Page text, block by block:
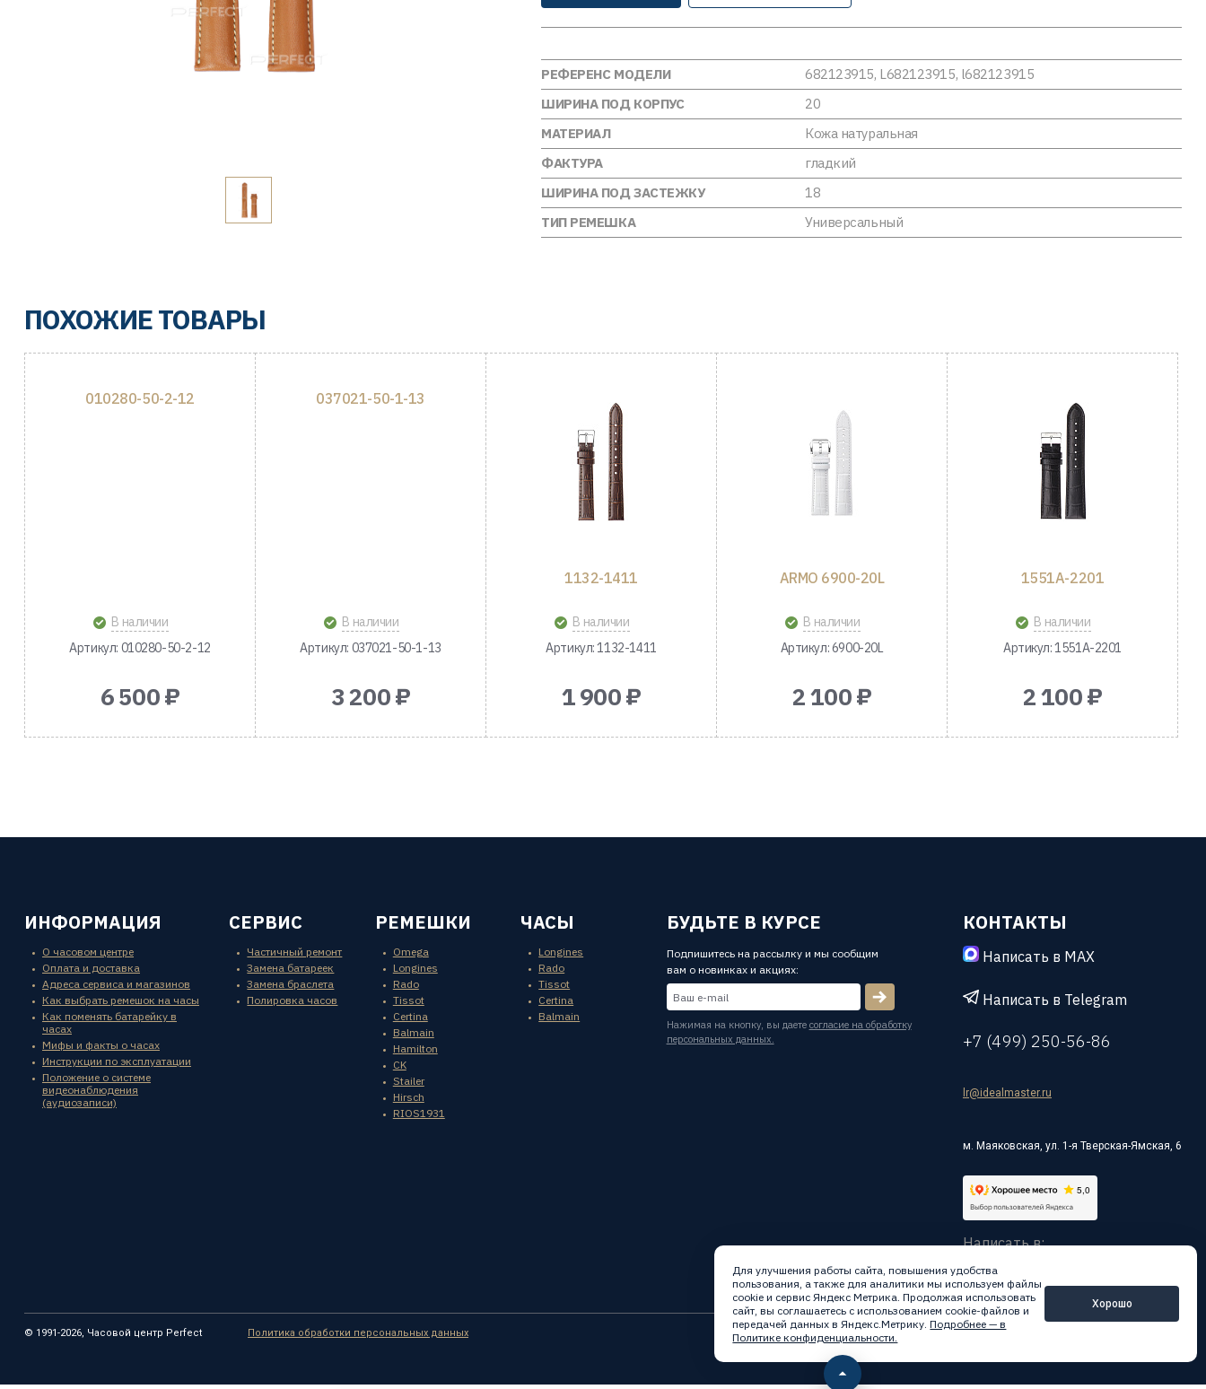
РЕФЕРЕНС МОДЕЛИ
682123915, L682123915, l682123915
ШИРИНА ПОД КОРПУС
20
МАТЕРИАЛ
Кожа натуральная
ФАКТУРА
гладкий
ШИРИНА ПОД ЗАСТЕЖКУ
18
ТИП РЕМЕШКА
Универсальный
ПОХОЖИЕ ТОВАРЫ
010280-50-2-12
В наличии
Артикул: 010280-50-2-12
6 500 ₽
037021-50-1-13
В наличии
Артикул: 037021-50-1-13
3 200 ₽
1132-1411
В наличии
Артикул: 1132-1411
1 900 ₽
ARMO 6900-20L
В наличии
Артикул: 6900-20L
2 100 ₽
1551A-2201
В наличии
Артикул: 1551A-2201
2 100 ₽
ИНФОРМАЦИЯ
О часовом центре
Оплата и доставка
Адреса сервиса и магазинов
Как выбрать ремешок на часы
Как поменять батарейку в
часах
Мифы и факты о часах
Инструкции по эксплуатации
Положение о системе
видеонаблюдения
(аудиозаписи)
СЕРВИС
Частичный ремонт
Замена батареек
Замена браслета
Полировка часов
РЕМЕШКИ
Omega
Longines
Rado
Tissot
Certina
Balmain
Hamilton
CK
Stailer
Hirsch
RIOS1931
ЧАСЫ
Longines
Rado
Tissot
Certina
Balmain
БУДЬТЕ В КУРСЕ
Подпишитесь на рассылку и мы сообщим
вам о новинках и акциях:
Нажимая на кнопку, вы даете согласие на обработку
персональных данных.
КОНТАКТЫ
Написать в MAX
Написать в Telegram
+7 (499) 250-56-86
lr@idealmaster.ru
м. Маяковская, ул. 1-я Тверская-Ямская, 6
Написать в:
© 1991-2026, Часовой центр Perfect Политика обработки персональных данных
Для улучшения работы сайта, повышения удобства
пользования, а также для аналитики мы используем файлы
cookie и сервис Яндекс Метрика. Продолжая использовать
сайт, вы соглашаетесь с использованием cookie-файлов и
передачей данных в Яндекс.Метрику.Подробнее — в
Политике конфиденциальности.
Хорошо